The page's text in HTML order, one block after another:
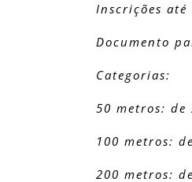
Inscrições
Documento
Categorias:
50 metros: de
100 metros:
200 metros: